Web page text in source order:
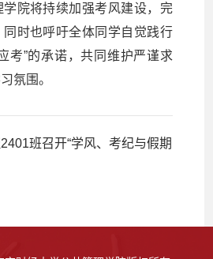
院将持续加强考风建设，完
时也呼吁全体同学自觉践行
考”的承诺，共同维护严谨求
氛围。
班召开“学风、考纪与假期